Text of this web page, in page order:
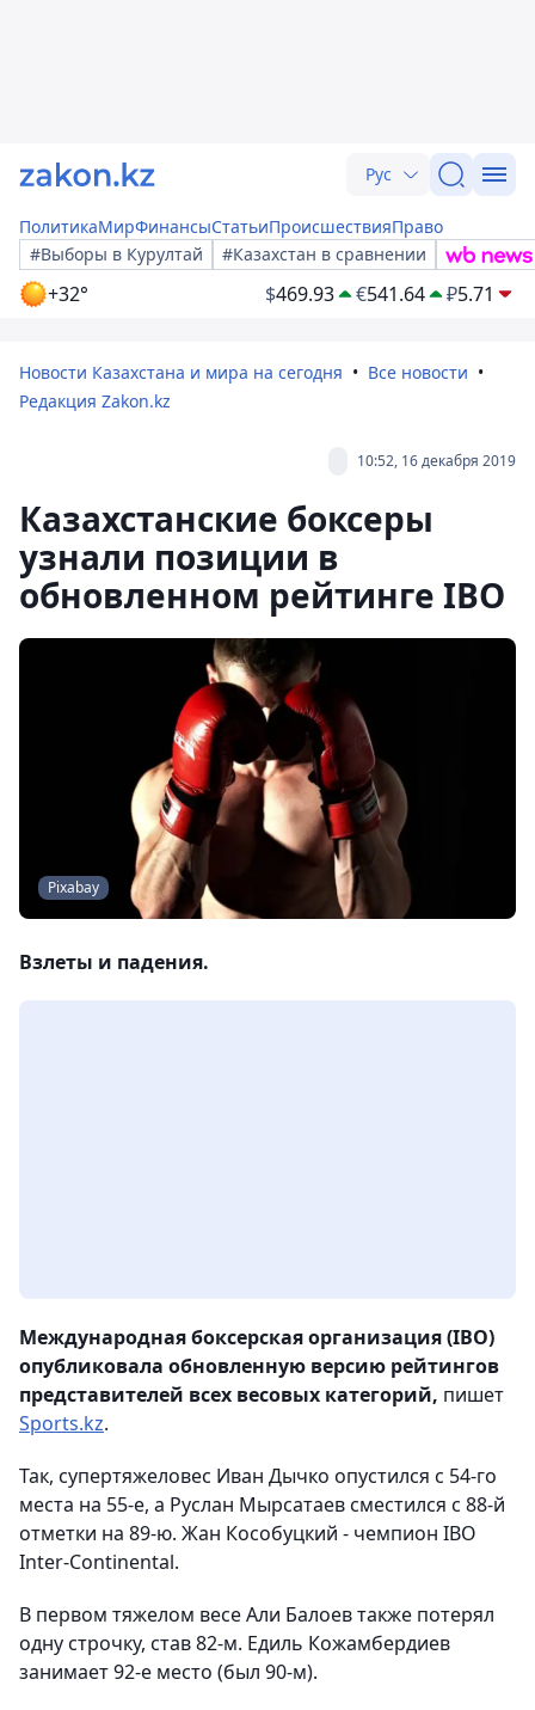
Рус
ПолитикаМирФинансыСтатьиПроисшествияПраво
#Выборы в Курултай
#Казахстан в сравнении
+32° $469.93 €541.64 ₽5.71
Новости Казахстана и мира на сегодня
Все новости
Редакция Zakon.kz
10:52, 16 декабря 2019
Казахстанские боксеры
узнали позиции в
обновленном рейтинге IBO
Pixabay
Взлеты и падения.
Международная боксерская организация (IBO)
опубликовала обновленную версию рейтингов
представителей всех весовых категорий, пишет
Sports.kz.
Так, супертяжеловес Иван Дычко опустился с 54-го
места на 55-е, а Руслан Мырсатаев сместился с 88-й
отметки на 89-ю. Жан Кособуцкий - чемпион IBO
Inter-Continental.
В первом тяжелом весе Али Балоев также потерял
одну строчку, став 82-м. Едиль Кожамбердиев
занимает 92-е место (был 90-м).